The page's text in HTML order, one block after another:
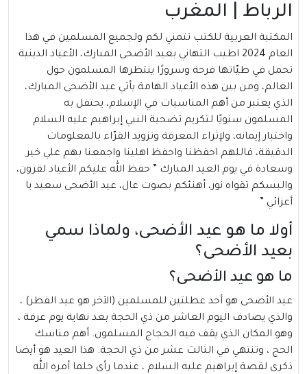
الرباط | المغرب
المكتبة العربية للكتب تتمني لكم ولجميع المسلمين في هذا
العام 2024 اطيب التهاني بعيد الأضحى المبارك، الأعياد الدينية
تحمل في طيّاتها فرحة وسرورًا ينتظرها المسلمون حول
العالم، ومن بين هذه الأعياد الهامة يأتي عيد الأضحى المبارك،
الذي يعتبر من أهم المناسبات في الإسلام، يحتفل به
المسلمون سنويًا لتكريم تضحية النبي إبراهيم عليه السلام
واختبار إيمانه، ولإثراء المعرفة وتزويد القرّاء بالمعلومات
الدقيقة، فاللهم احفظنا واحفظ اهلينا واجمعنا بهم علي خير
وسعادة في يوم العيد المبارك ” حفظ الله عليكم الأعياد لقرون،
والبسكم تقواه نور، أهنئكم بصوت عال، عيد الأضحى سعيد يا
أعزائي ”
أولا ما هو عيد الأضحى، ولماذا سمي
بعيد الأضحى؟
ما هو عيد الأضحى؟
عيد الأضحى هو أحد عطلتين للمسلمين (الآخر هو عيد الفطر) ،
والذي يصادف اليوم العاشر من ذي الحجة بعد نهاية يوم عرفة ،
وهو المكان الذي يقف فيه الحجاج المسلمون. أهم مناسك
الحج ، وتنتهي في الثالث عشر من ذي الحجة. هذا العيد هو أيضا
ذكرى لقصة إبراهيم عليه السلام ، عندما رأى حلما أمره الله